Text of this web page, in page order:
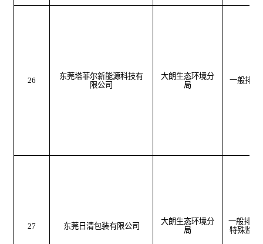
26
东莞塔菲尔新能源科技有
限公司
大朗生态环境分
局
一般排污
27 东莞日清包装有限公司
大朗生态环境分
局
一般排污
特殊监管